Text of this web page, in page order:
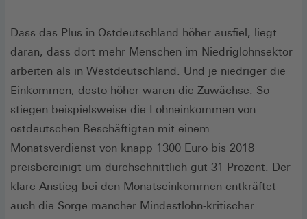
Dass das Plus in Ostdeutschland höher ausfiel, liegt
daran, dass dort mehr Menschen im Niedriglohnsektor
arbeiten als in Westdeutschland. Und je niedriger die
Einkommen, desto höher waren die Zuwächse: So
stiegen beispielsweise die Lohneinkommen von
ostdeutschen Beschäftigten mit einem
Monatsverdienst von knapp 1300 Euro bis 2018
preisbereinigt um durchschnittlich gut 31 Prozent. Der
klare Anstieg bei den Monatseinkommen entkräftet
auch die Sorge mancher Mindestlohn-kritischer